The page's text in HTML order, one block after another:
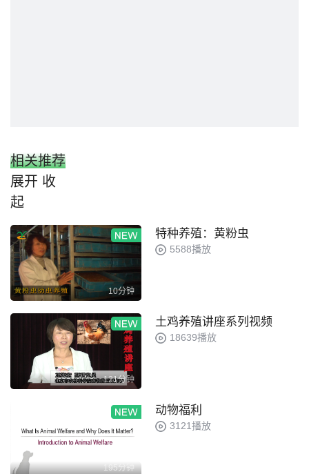
相关推荐
展开 收
起
10分钟
特种养殖：黄粉虫
5588播放
121分钟
土鸡养殖讲座系列视频
18639播放
195分钟
动物福利
3121播放